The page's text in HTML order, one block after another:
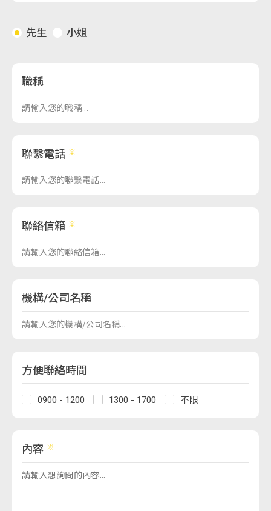
先生 小姐
職稱
聯繫電話
聯絡信箱
機構/公司名稱
方便聯絡時間
0900 - 1200 1300 - 1700 不限
內容